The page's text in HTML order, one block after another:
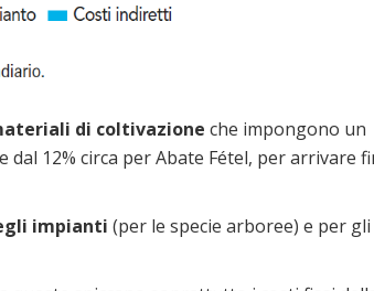
di coltivazione che impongono un
dal 12% circa per Abate Fétel, per arrivare
impianti (per le specie arboree) e per gli